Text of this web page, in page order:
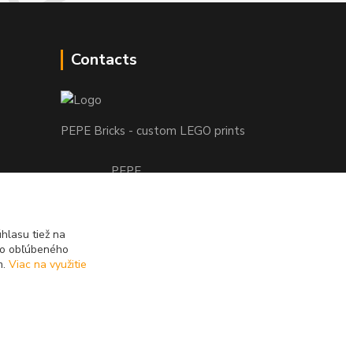
Contacts
PEPE Bricks - custom LEGO prints
PEPE
tiež na
obľúbeného
Viac na využitie